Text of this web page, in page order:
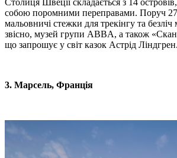
Столиця Швеції складається з 14
собою поромними переправами. Поруч
мальовничі стежки для трекінгу та
звісно, музей групи ABBA, а також
що запрошує у світ казок Астрід Ліндгрен.
3. Марсель, Франція